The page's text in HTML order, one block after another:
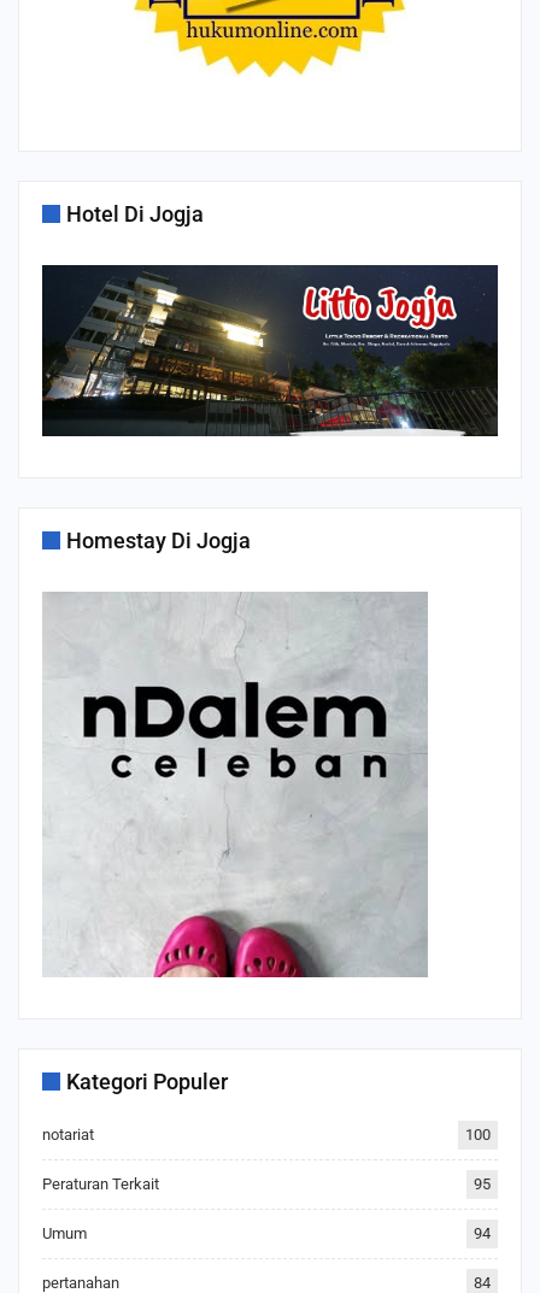
Hotel Di Jogja
Homestay Di Jogja
Kategori Populer
notariat 100
Peraturan Terkait 95
Umum 94
pertanahan 84